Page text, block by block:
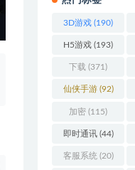
3D游戏 (190)
H5游戏 (193)
下载 (371)
仙侠手游(92)
加密 (115)
即时通讯(44)
客服系统 (20)